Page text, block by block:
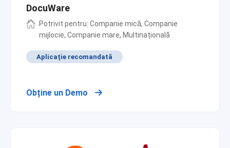
DocuWare
Potrivit pentru: Companie mică, Companie
mijlocie, Companie mare, Multinațională
Aplicație recomandată
Obține un Demo